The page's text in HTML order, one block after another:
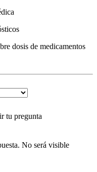
dosis de medicamentos
tu pregunta
No será visible